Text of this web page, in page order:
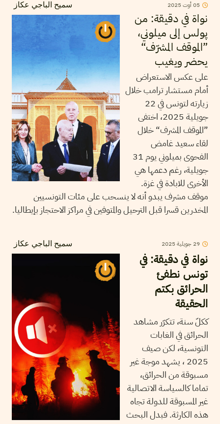
سميح الباجي عكاز 05أوت 2025
نواة في دقيقة: من
پولس إلى ميلوني،
”الموقف المشرّف“
يحضر ويغيب
على عكس الاستعراض
أمام مستشار ترامب خلال
زيارته لتونس في 22
جويلية 2025، اختفى
”الموقف المشرف“ خلال
لقاء سعيد غامض
الفحوى بميلوني يوم 31
جويلية، رغم دعمها هي
الأخرى للابادة في غزة.
موقف مشرف يبدو أنه لا ينسحب على مئات التونسيين
المخدرين قسرا قبل الترحيل والمتوفين في مراكز الاحتجاز بإيطاليا.
سميح الباجي عكاز 29 جويلية 2025
نواة في دقيقة: في
تونس نطفئ
الحرائق بكتم
الحقيقة
ككلّ سنة، تتكرّر مشاهد
الحرائق في الغابات
التونسية، لكن صيف
2025 ، يشهد موجة غير
مسبوقة من الحرائق،
تماما كالسياسة الاتصالية
غير المسبوقة للدولة تجاه
هذه الكارثة. فبدل البحث